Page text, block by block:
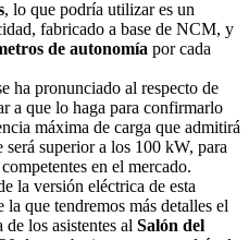
, lo que podría utilizar es un
fabricado a base de NCM, y
de autonomía por cada
ha pronunciado al respecto de
a que lo haga para confirmarlo
máxima de carga que admitirá
superior a los 100 kW, para
en el mercado.
la versión eléctrica de esta
la que tendremos más detalles el
de los asistentes al Salón del